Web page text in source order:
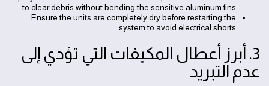
to clear debris without bending the sensitive aluminum fins.
Ensure the units are completely dry before restarting the
system to avoid electrical shorts.
3. أبرز أعطال المكيفات التي تؤدي إلى
عدم التبريد